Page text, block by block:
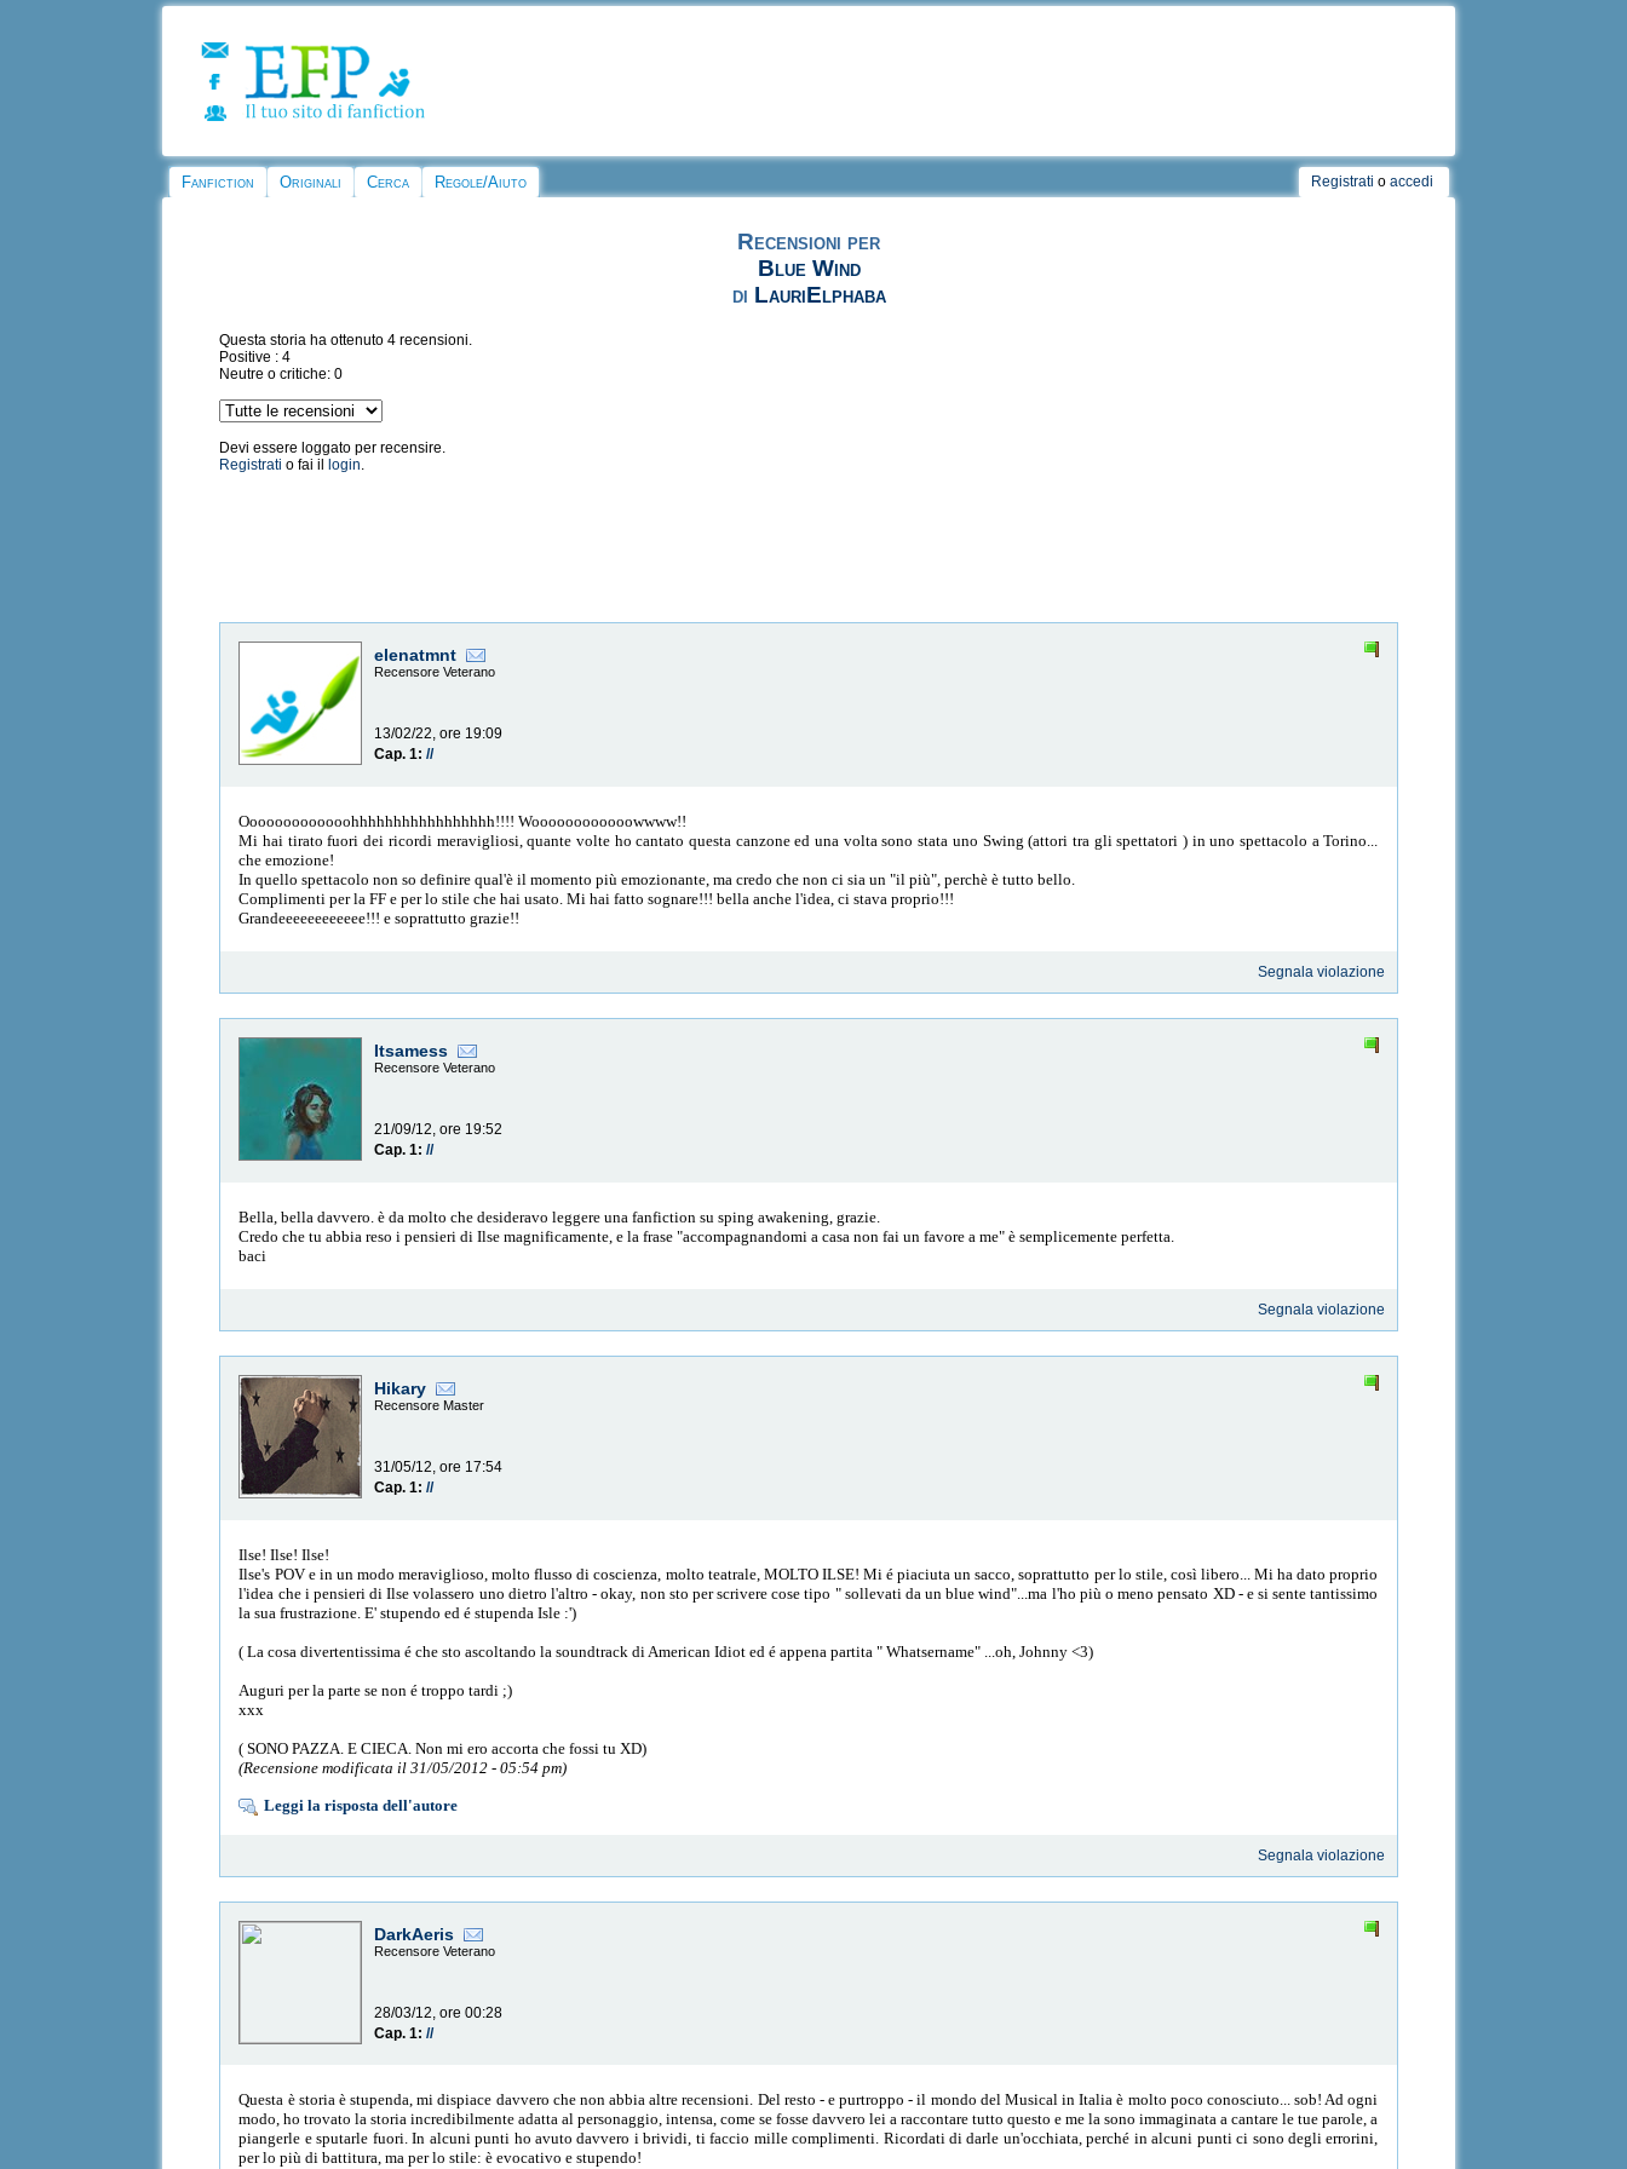
Fanfiction Originali Cerca Regole/Aiuto Registrati o accedi
Recensioni per
Blue Wind
di LauriElphaba
Questa storia ha ottenuto 4 recensioni.
Positive : 4
Neutre o critiche: 0
Devi essere loggato per recensire.
Registrati o fai il login.
elenatmnt
Recensore Veterano
13/02/22, ore 19:09
Cap. 1://
Ooooooooooooohhhhhhhhhhhhhhhhh!!!! Woooooooooooowwww!!
Mi hai tirato fuori dei ricordi meravigliosi, quante volte ho cantato questa canzone ed una volta sono stata uno Swing (attori tra gli spettatori ) in uno spettacolo a Torino...
che emozione!
In quello spettacolo non so definire qual'è il momento più emozionante, ma credo che non ci sia un "il più", perchè è tutto bello.
Complimenti per la FF e per lo stile che hai usato. Mi hai fatto sognare!!! bella anche l'idea, ci stava proprio!!!
Grandeeeeeeeeeeee!!! e soprattutto grazie!!
Segnala violazione
Itsamess
Recensore Veterano
21/09/12, ore 19:52
Cap. 1://
Bella, bella davvero. è da molto che desideravo leggere una fanfiction su sping awakening, grazie.
Credo che tu abbia reso i pensieri di Ilse magnificamente, e la frase "accompagnandomi a casa non fai un favore a me" è semplicemente perfetta.
baci
Segnala violazione
Hikary
Recensore Master
31/05/12, ore 17:54
Cap. 1://
Ilse! Ilse! Ilse!
Ilse's POV e in un modo meraviglioso, molto flusso di coscienza, molto teatrale, MOLTO ILSE! Mi é piaciuta un sacco, soprattutto per lo stile, così libero... Mi ha dato proprio
l'idea che i pensieri di Ilse volassero uno dietro l'altro - okay, non sto per scrivere cose tipo " sollevati da un blue wind"...ma l'ho più o meno pensato XD - e si sente tantissimo
la sua frustrazione. E' stupendo ed é stupenda Isle :')
( La cosa divertentissima é che sto ascoltando la soundtrack di American Idiot ed é appena partita " Whatsername" ...oh, Johnny <3)
Auguri per la parte se non é troppo tardi ;)
xxx
( SONO PAZZA. E CIECA. Non mi ero accorta che fossi tu XD)
(Recensione modificata il 31/05/2012 - 05:54 pm)
Leggi la risposta dell'autore
Segnala violazione
DarkAeris
Recensore Veterano
28/03/12, ore 00:28
Cap. 1://
Questa è storia è stupenda, mi dispiace davvero che non abbia altre recensioni. Del resto - e purtroppo - il mondo del Musical in Italia è molto poco conosciuto... sob! Ad ogni
modo, ho trovato la storia incredibilmente adatta al personaggio, intensa, come se fosse davvero lei a raccontare tutto questo e me la sono immaginata a cantare le tue parole, a
piangerle e sputarle fuori. In alcuni punti ho avuto davvero i brividi, ti faccio mille complimenti. Ricordati di darle un'occhiata, perché in alcuni punti ci sono degli errorini,
per lo più di battitura, ma per lo stile: è evocativo e stupendo!